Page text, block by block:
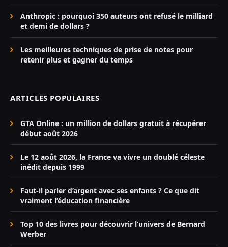
Anthropic : pourquoi 350 auteurs ont refusé le milliard
et demi de dollars ?
Les meilleures techniques de prise de notes pour
retenir plus et gagner du temps
ARTICLES POPULAIRES
GTA Online : un million de dollars gratuit à récupérer
début août 2026
Le 12 août 2026, la France va vivre un doublé céleste
inédit depuis 1999
Faut-il parler d’argent avec ses enfants ? Ce que dit
vraiment l’éducation financière
Top 10 des livres pour découvrir l’univers de Bernard
Werber